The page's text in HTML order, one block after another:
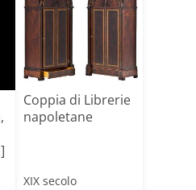
Coppia di Librerie
napoletane
XIX secolo